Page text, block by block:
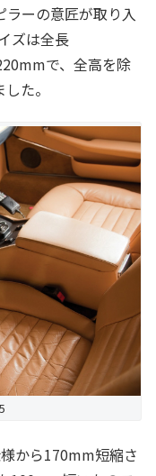
ラーの意匠が取り入
ズは全長
で、全高を除
た。
から170mm短縮さ